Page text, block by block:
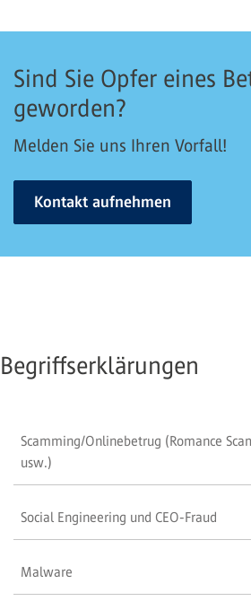
Sind Sie Opfer eines
geworden?
Melden Sie uns Ihren Vorfall!
Kontakt aufnehmen
Begriffserklärungen
Scamming/Onlinebetrug (Romance
usw.)
Social Engineering und CEO-Fraud
Malware